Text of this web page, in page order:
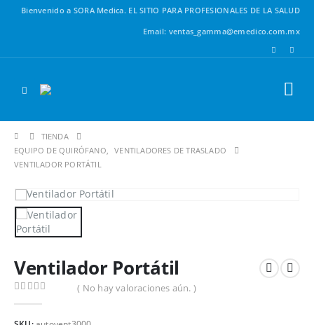
Bienvenido a SORA Medica. EL SITIO PARA PROFESIONALES DE LA SALUD
Email: ventas_gamma@emedico.com.mx
TIENDA
EQUIPO DE QUIRÓFANO,
VENTILADORES DE TRASLADO
VENTILADOR PORTÁTIL
Ventilador Portátil
( No hay valoraciones aún. )